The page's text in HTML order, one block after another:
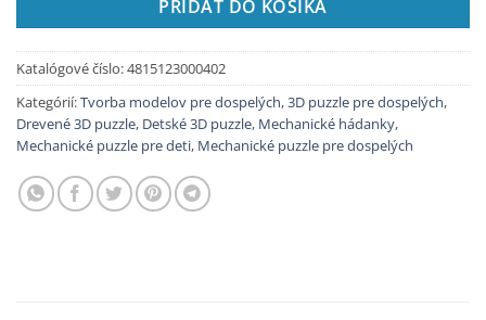
PRIDAŤ DO KOŠÍKA
Katalógové číslo:4815123000402
Kategórií:Tvorba modelov pre dospelých,3D puzzle pre dospelých,
Drevené 3D puzzle, Detské 3D puzzle, Mechanické hádanky,
Mechanické puzzle pre deti, Mechanické puzzle pre dospelých